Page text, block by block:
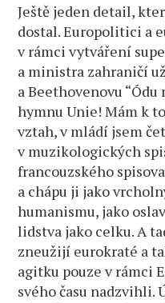
Ještě jeden detail,
dostal. Europolitici a
v rámci vytváření
a ministra zahraničí
a Beethovenovu
hymnu Unie! Mám k
vztah, v mládí jsem
v muzikologických
francouzského
a chápu ji jako
humanismu, jako
lidstva jako celku. A
zneužijí eurokraté a
agitku pouze v rámci
svého času nadzvihli.